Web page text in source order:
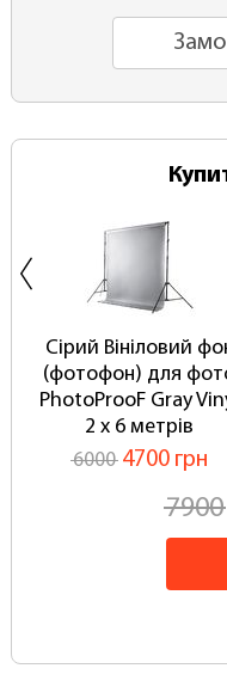
Сірий Вініловий
(фотофон) для
PhotoProoF Gray
2 х 6 метрів
6000 4700 грн
7900